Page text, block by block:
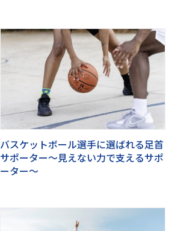
バスケットボール選手に選ばれる足首
サポーター～見えない力で支えるサポ
ーター～